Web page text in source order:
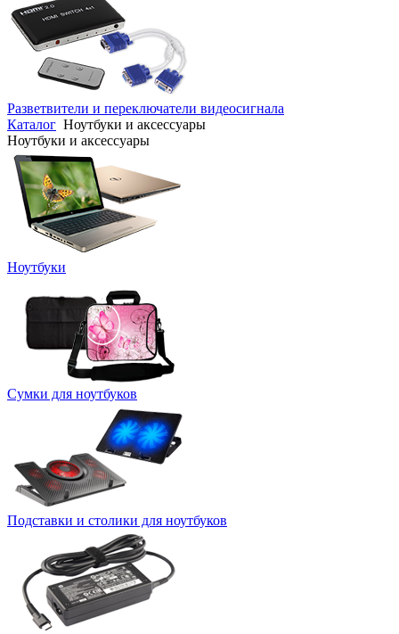
Разветвители и переключатели видеосигнала
Каталог Ноутбуки и аксессуары
Ноутбуки и аксессуары
Ноутбуки
Сумки для ноутбуков
Подставки и столики для ноутбуков